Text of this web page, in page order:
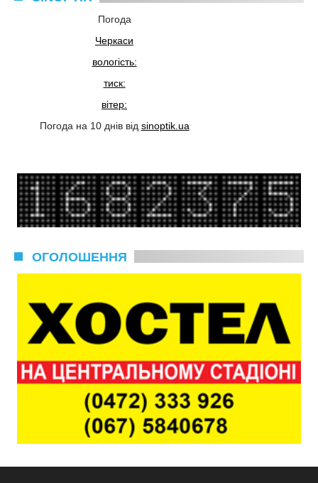
Погода
Черкаси
вологість:
тиск:
вітер:
Погода на 10 днів від sinoptik.ua
ОГОЛОШЕННЯ